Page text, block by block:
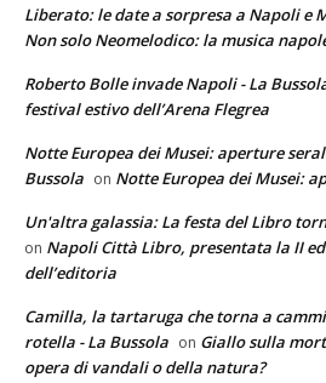
Liberato: le date a sorpresa a Napoli e
Non solo Neomelodico: la musica
Roberto Bolle invade Napoli - La
festival estivo dell’Arena Flegrea
Notte Europea dei Musei: aperture
Bussola on Notte Europea dei Musei:
Un'altra galassia: La festa del Libro
on Napoli Città Libro, presentata la II
dell’editoria
Camilla, la tartaruga che torna a
rotella - La Bussola on Giallo sulla
opera di vandali o della natura?